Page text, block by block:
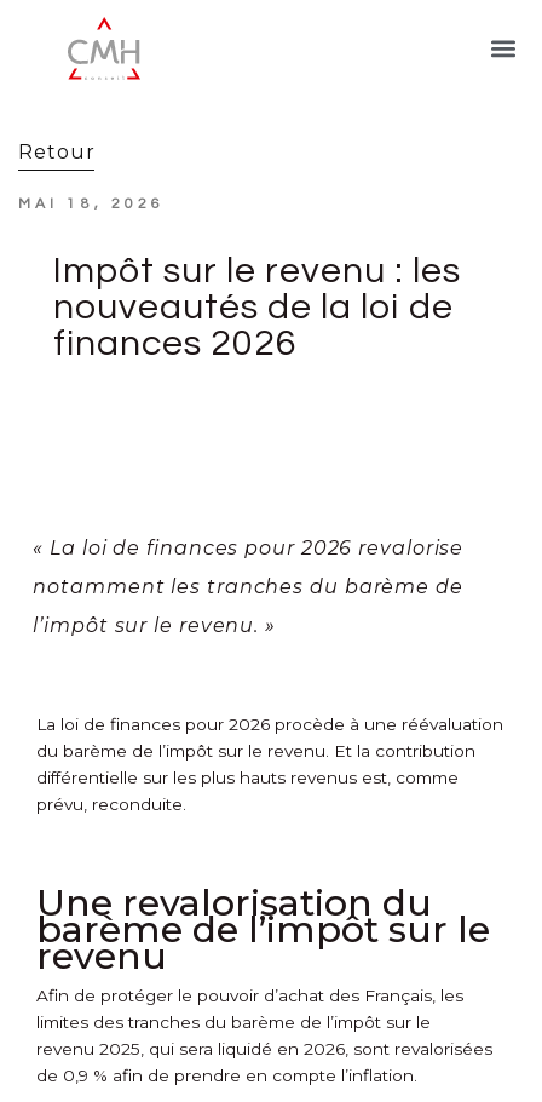
Retour
MAI 18, 2026
Impôt sur le revenu : les
nouveautés de la loi de
finances 2026
« La loi de finances pour 2026 revalorise
notamment les tranches du barème de
l’impôt sur le revenu. »
La loi de finances pour 2026 procède à une réévaluation
du barème de l’impôt sur le revenu. Et la contribution
différentielle sur les plus hauts revenus est, comme
prévu, reconduite.
Une revalorisation du
barème de l’impôt sur le
revenu
Afin de protéger le pouvoir d’achat des Français, les
limites des tranches du barème de l’impôt sur le
revenu 2025, qui sera liquidé en 2026, sont revalorisées
de 0,9 % afin de prendre en compte l’inflation.